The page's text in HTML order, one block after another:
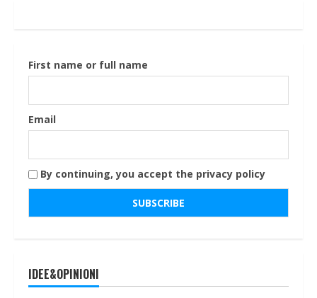
First name or full name
Email
By continuing, you accept the privacy policy
IDEE&OPINIONI